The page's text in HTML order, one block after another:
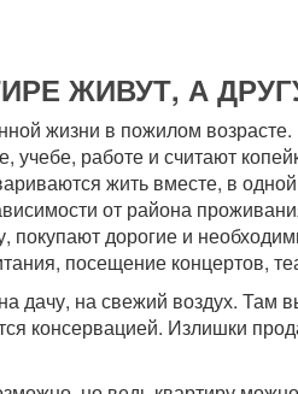
ЖИВУТ, А
жизни в пожилом
учебе, работе и считают
жить вместе, в
от района
покупают дорогие и
посещение концертов,
дачу, на свежий воздух. Там
консервацией. Излишки